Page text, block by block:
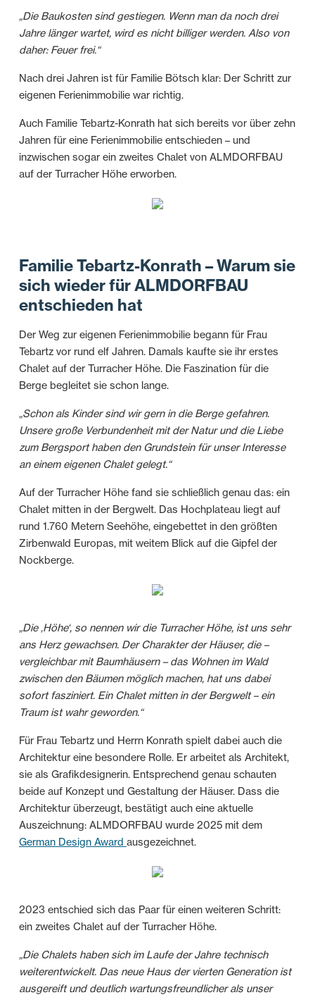
„Die Baukosten sind gestiegen. Wenn man da noch drei
Jahre länger wartet, wird es nicht billiger werden. Also von
daher: Feuer frei.“
Nach drei Jahren ist für Familie Bötsch klar: Der Schritt zur
eigenen Ferienimmobilie war richtig.
Auch Familie Tebartz-Konrath hat sich bereits vor über zehn
Jahren für eine Ferienimmobilie entschieden – und
inzwischen sogar ein zweites Chalet von ALMDORFBAU
auf der Turracher Höhe erworben.
Familie Tebartz-Konrath – Warum sie
sich wieder für ALMDORFBAU
entschieden hat
Der Weg zur eigenen Ferienimmobilie begann für Frau
Tebartz vor rund elf Jahren. Damals kaufte sie ihr erstes
Chalet auf der Turracher Höhe. Die Faszination für die
Berge begleitet sie schon lange.
„Schon als Kinder sind wir gern in die Berge gefahren.
Unsere große Verbundenheit mit der Natur und die Liebe
zum Bergsport haben den Grundstein für unser Interesse
an einem eigenen Chalet gelegt.“
Auf der Turracher Höhe fand sie schließlich genau das: ein
Chalet mitten in der Bergwelt. Das Hochplateau liegt auf
rund 1.760 Metern Seehöhe, eingebettet in den größten
Zirbenwald Europas, mit weitem Blick auf die Gipfel der
Nockberge.
„Die ‚Höhe‘, so nennen wir die Turracher Höhe, ist uns sehr
ans Herz gewachsen. Der Charakter der Häuser, die –
vergleichbar mit Baumhäusern – das Wohnen im Wald
zwischen den Bäumen möglich machen, hat uns dabei
sofort fasziniert. Ein Chalet mitten in der Bergwelt – ein
Traum ist wahr geworden.“
Für Frau Tebartz und Herrn Konrath spielt dabei auch die
Architektur eine besondere Rolle. Er arbeitet als Architekt,
sie als Grafikdesignerin. Entsprechend genau schauten
beide auf Konzept und Gestaltung der Häuser. Dass die
Architektur überzeugt, bestätigt auch eine aktuelle
Auszeichnung: ALMDORFBAU wurde 2025 mit dem
German Design Award ausgezeichnet.
2023 entschied sich das Paar für einen weiteren Schritt:
ein zweites Chalet auf der Turracher Höhe.
„Die Chalets haben sich im Laufe der Jahre technisch
weiterentwickelt. Das neue Haus der vierten Generation ist
ausgereift und deutlich wartungsfreundlicher als unser